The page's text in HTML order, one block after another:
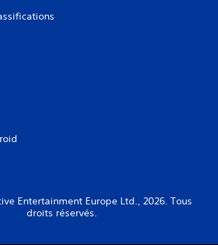
Entertainment Europe Ltd., 2026. Tous
droits réservés.